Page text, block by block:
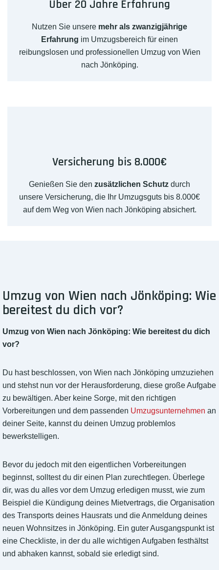
Über 20 Jahre Erfahrung
Nutzen Sie unsere mehr als zwanzigjährige
Erfahrung im Umzugsbereich für einen
reibungslosen und professionellen Umzug von Wien
nach Jönköping.
Versicherung bis 8.000€
Genießen Sie den zusätzlichen Schutz durch
unsere Versicherung, die Ihr Umzugsguts bis 8.000€
auf dem Weg von Wien nach Jönköping absichert.
Umzug von Wien nach Jönköping: Wie
bereitest du dich vor?
Umzug von Wien nach Jönköping: Wie bereitest du dich
vor?
Du hast beschlossen, von Wien nach Jönköping umzuziehen
und stehst nun vor der Herausforderung, diese große Aufgabe
zu bewältigen. Aber keine Sorge, mit den richtigen
Vorbereitungen und dem passenden Umzugsunternehmen an
deiner Seite, kannst du deinen Umzug problemlos
bewerkstelligen.
Bevor du jedoch mit den eigentlichen Vorbereitungen
beginnst, solltest du dir einen Plan zurechtlegen. Überlege
dir, was du alles vor dem Umzug erledigen musst, wie zum
Beispiel die Kündigung deines Mietvertrags, die Organisation
des Transports deines Hausrats und die Anmeldung deines
neuen Wohnsitzes in Jönköping. Ein guter Ausgangspunkt ist
eine Checkliste, in der du alle wichtigen Aufgaben festhältst
und abhaken kannst, sobald sie erledigt sind.